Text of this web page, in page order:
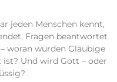
jeden Menschen kennt,
Fragen beantwortet
woran würden Gläubige
ist? Und wird Gott – oder